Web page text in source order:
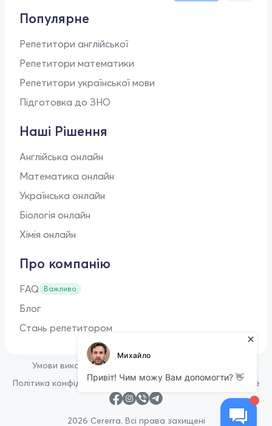
Популярне
Репетитори англійської
Репетитори математики
Репетитори української мови
Підготовка до ЗНО
Наші Рішення
Англійська онлайн
Математика онлайн
Українська онлайн
Біологія онлайн
Хімія онлайн
Про компанію
FAQ Важливо
Блог
Стань репетитором
2026 Cererra. Всі права захищені
Умови використання
Політика конфіденційності • Політика щодо файлів cookie